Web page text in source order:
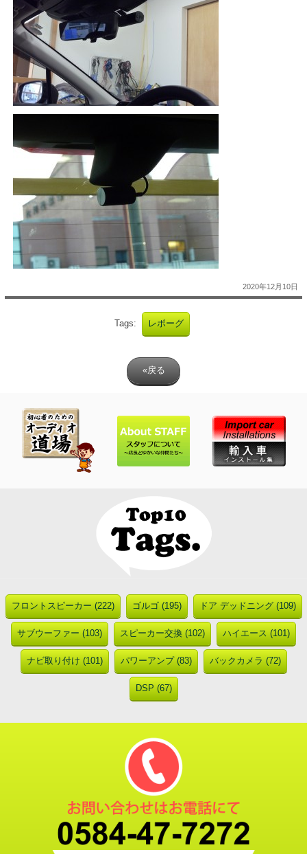
2020年12月10日
Tags: レボーグ
«戻る
フロントスピーカー (222) ゴルゴ (195) ドア デッドニング (109)
サブウーファー (103) スピーカー交換 (102) ハイエース (101)
ナビ取り付け (101) パワーアンプ (83) バックカメラ (72)
DSP (67)